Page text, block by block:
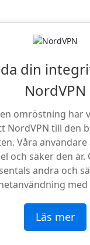
din
NordVPN
omröstning har
NordVPN till den
Våra
och säker den är.
andra och
med
Läs mer